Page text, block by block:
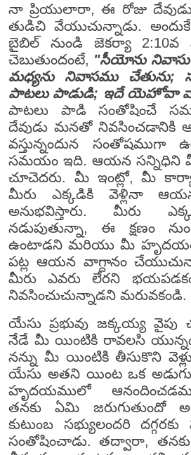
నా ప్రియులారా, ఈ రోజు
తుడిచి వేయుచున్నాడు.
బైబిల్ నుండి జెకర్యా
చెబుతుందంటే, "సీయోను
మధ్యను నివాసము చేతును;
పాటలు పాడుడి; ఇదే యెహోవా
పాటలు పాడి సంతోషించే
దేవుడు మనతో నివసించడానికి
వస్తున్నందున
సమయం ఇది. ఆయన సన్నిధిని
చూచెదరు. మీ ఇంట్లో, మీ
మీరు ఎక్కడికి వెళ్లినా
అనుభవిస్తారు. మీరు
నడుపుతున్నా, ఈ క్షణం
ఉంటాడని మరియు మీ
పట్ల ఆయన వాగ్దానం
మీరు ఎవరు లేరని
నివసించుచున్నాడని మరువకండి.
యేసు ప్రభువు జక్కయ్య
నేడే మీ యింటికి రావలసి
నన్ను మీ యింటికి తీసుకొని
యేసు అతని యింట ఒక
హృదయములో
తనకు ఏమి జరుగుతుందో
కుటుంబ సభ్యులందరి దగ్గరకు
సంతోషించాడు. తద్వారా, తనకు